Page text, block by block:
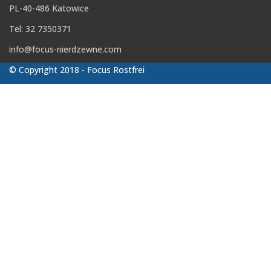
PL-40-486 Katowice
Tel: 32 7350371
info@focus-nierdzewne.com
© Copyright 2018 - Focus Rostfrei